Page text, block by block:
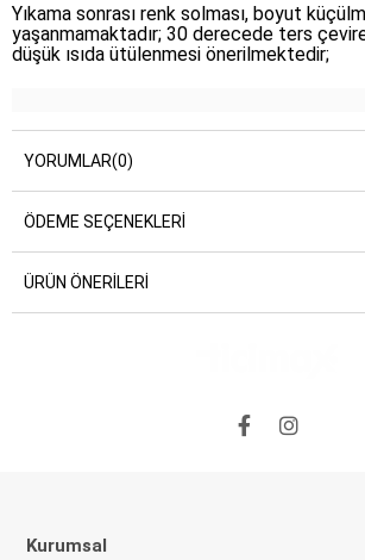
Yıkama sonrası renk solması, boyut
yaşanmamaktadır; 30 derecede ters
düşük ısıda ütülenmesi önerilmektedir;
YORUMLAR(0)
ÖDEME SEÇENEKLERI
ÜRÜN ÖNERILERI
Kurumsal